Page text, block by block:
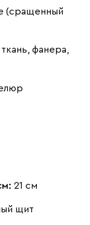
(сращенный
фанера,
21 см
щит